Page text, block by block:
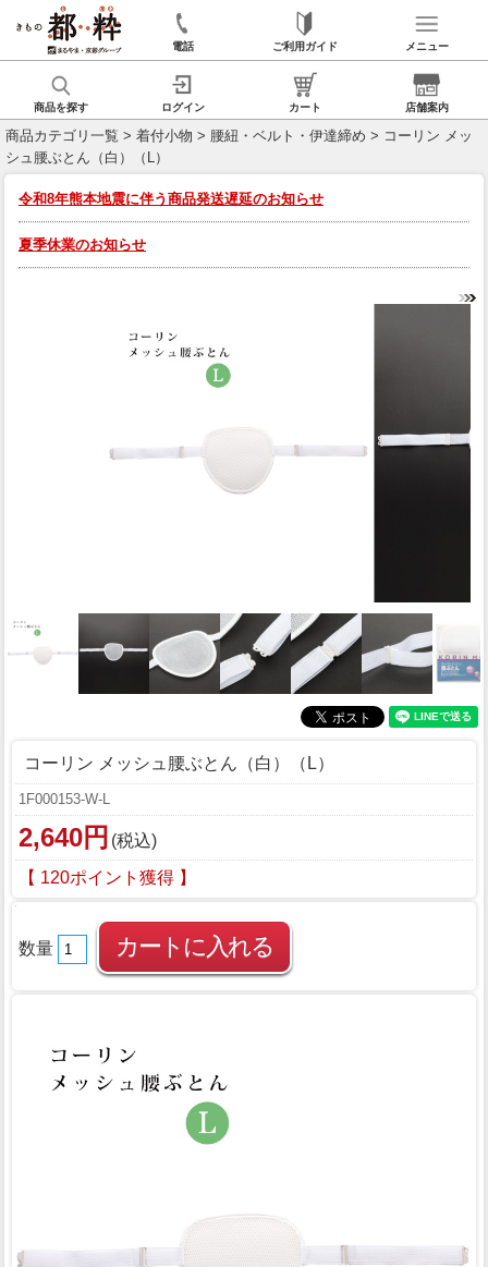
電話 ご利用ガイド メニュー
商品を探す ログイン カート 店舗案内
商品カテゴリ一覧 > 着付小物 > 腰紐・ベルト・伊達締め > コーリン メッ
シュ腰ぶとん（白）（L）
令和8年熊本地震に伴う商品発送遅延のお知らせ
夏季休業のお知らせ
コーリン メッシュ腰ぶとん（白）（L）
1F000153-W-L
2,640円 (税込)
【 120ポイント獲得 】
数量